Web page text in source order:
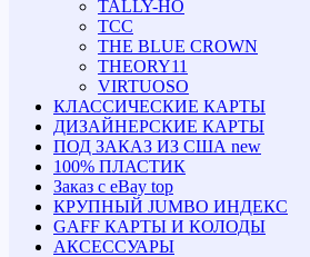
TALLY-HO
TCC
THE BLUE CROWN
THEORY11
VIRTUOSO
КЛАССИЧЕСКИЕ КАРТЫ
ДИЗАЙНЕРСКИЕ КАРТЫ
ПОД ЗАКАЗ ИЗ США new
100% ПЛАСТИК
Заказ с eBay top
КРУПНЫЙ JUMBO ИНДЕКС
GAFF КАРТЫ И КОЛОДЫ
АКСЕССУАРЫ